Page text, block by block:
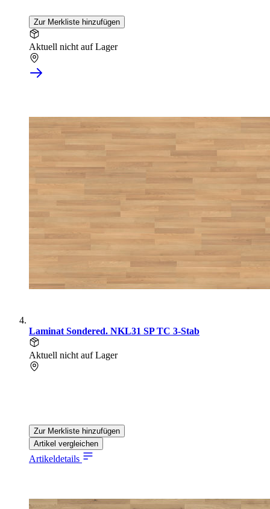
Zur Merkliste hinzufügen
Aktuell nicht auf Lager
Laminat Sondered. NKL31 SP TC 3-Stab
Aktuell nicht auf Lager
Zur Merkliste hinzufügen
Artikel vergleichen
Artikeldetails